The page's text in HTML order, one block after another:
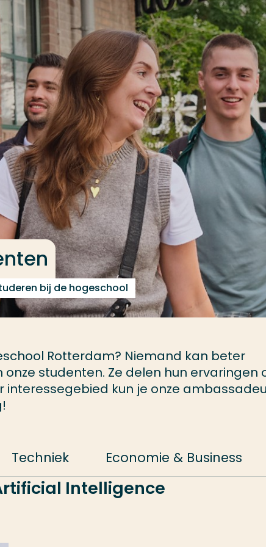
bij de hogeschool
Rotterdam? Niemand kan beter
studenten. Ze delen hun ervaringen
interessegebied kun je onze
Techniek Economie & Business
Intelligence